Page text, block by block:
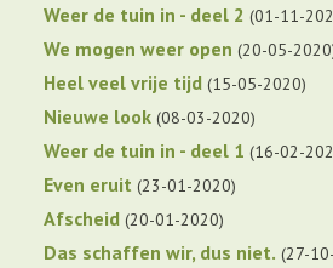
Weer de tuin in - deel 2 01-11-
We mogen weer open 20-05-2020
Heel veel vrije tijd 15-05-2020
Nieuwe look 08-03-2020
Weer de tuin in - deel 1 16-02-
Even eruit 23-01-2020
Afscheid 20-01-2020
Das schaffen wir, dus niet. 27-